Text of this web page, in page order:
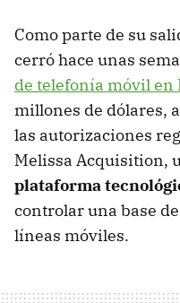
Como parte de su
cerró hace unas
de telefonía móvil en
millones de dólares,
las autorizaciones
Melissa Acquisition,
plataforma
controlar una base
líneas móviles.